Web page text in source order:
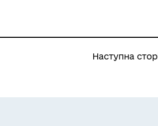
Наступна